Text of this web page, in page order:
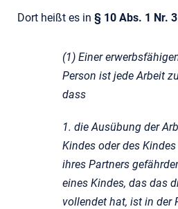
Dort heißt es in § 10 Abs. 1 Nr.
(1) Einer
Person ist jede Arbeit
dass
1. die Ausübung der
Kindes oder des
ihres Partners
eines Kindes, das das
vollendet hat, ist in der